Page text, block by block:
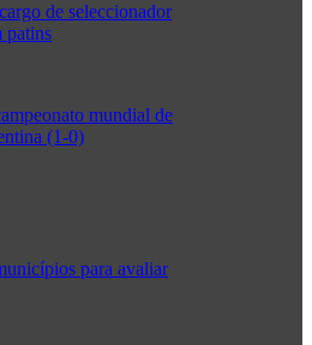
de seleccionador
patins
mundial de
(1-0)
para avaliar